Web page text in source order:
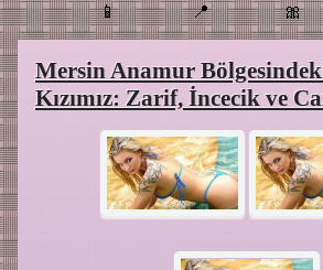
📱 📍 🎀
Mersin Anamur
Kızımız: Zarif, İncecik ve